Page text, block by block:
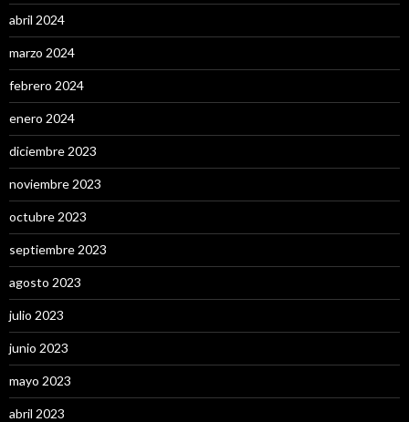
abril 2024
marzo 2024
febrero 2024
enero 2024
diciembre 2023
noviembre 2023
octubre 2023
septiembre 2023
agosto 2023
julio 2023
junio 2023
mayo 2023
abril 2023